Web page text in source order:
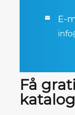
 E-
Få